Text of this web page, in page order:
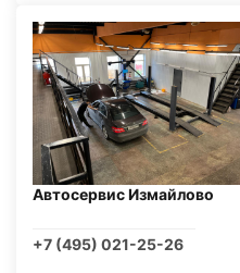
Автосервис Измайлово
+7 (495) 021-25-26